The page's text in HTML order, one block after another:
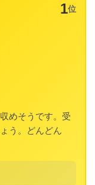
1位
めそうです。受
う。どんどん